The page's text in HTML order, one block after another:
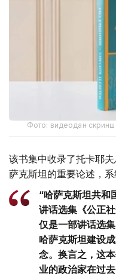
Фото: видеодан
该书集中收录了托卡耶
萨克斯坦的重要论述，
“哈萨克斯坦共和
讲话选集《公正
仅是一部讲话选
哈萨克斯坦建设
念。换言之，这
业的政治家在过